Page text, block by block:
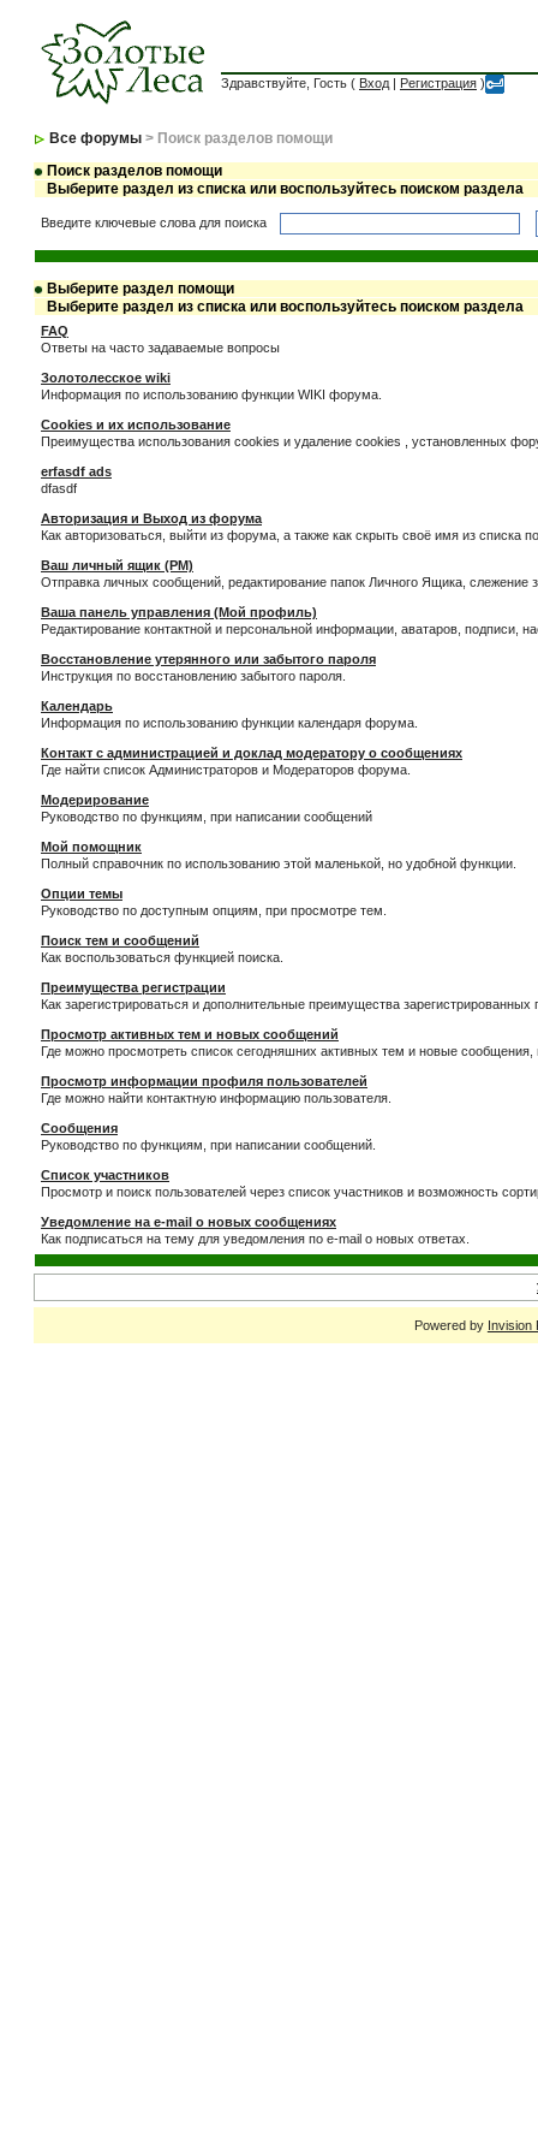
Здравствуйте, Гость ( Вход | Регистрация )
Все форумы > Поиск разделов помощи
Поиск разделов помощи
Выберите раздел из списка или воспользуйтесь поиском раздела
Введите ключевые слова для поиска
Выберите раздел помощи
Выберите раздел из списка или воспользуйтесь поиском раздела
FAQ
Ответы на часто задаваемые вопросы
Золотолесское wiki
Информация по использованию функции WIKI форума.
Cookies и их использование
Преимущества использования cookies и удаление cookies , установленных
erfasdf ads
dfasdf
Авторизация и Выход из форума
Как авторизоваться, выйти из форума, а также как скрыть своё имя из списка
Ваш личный ящик (PM)
Отправка личных сообщений, редактирование папок Личного Ящика,
Ваша панель управления (Мой профиль)
Редактирование контактной и персональной информации, аватаров,
Восстановление утерянного или забытого пароля
Инструкция по восстановлению забытого пароля.
Календарь
Информация по использованию функции календаря форума.
Контакт с администрацией и доклад модератору о сообщениях
Где найти список Администраторов и Модераторов форума.
Модерирование
Руководство по функциям, при написании сообщений
Мой помощник
Полный справочник по использованию этой маленькой, но удобной функции.
Опции темы
Руководство по доступным опциям, при просмотре тем.
Поиск тем и сообщений
Как воспользоваться функцией поиска.
Преимущества регистрации
Как зарегистрироваться и дополнительные преимущества зарегистрированных
Просмотр активных тем и новых сообщений
Где можно просмотреть список сегодняшних активных тем и новые
Просмотр информации профиля пользователей
Где можно найти контактную информацию пользователя.
Сообщения
Руководство по функциям, при написании сообщений.
Список участников
Просмотр и поиск пользователей через список участников и возможность
Уведомление на e-mail о новых сообщениях
Как подписаться на тему для уведомления по e-mail о новых ответах.
Powered by Invision